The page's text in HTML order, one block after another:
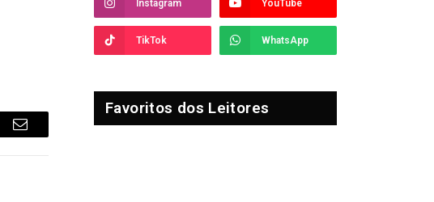
E-
Instagram YouTube
TikTok WhatsApp
Favoritos dos Leitores